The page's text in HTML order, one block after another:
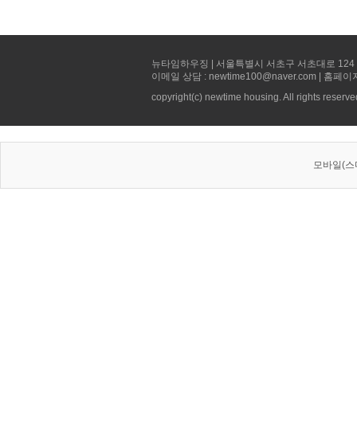
뉴타임하우징 | 서울특별시 서초구 서초대로
이메일 상담 : newtime100@naver.com | 홈페
copyright(c) newtime housing. All rights
모바일(